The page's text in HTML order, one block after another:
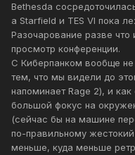
Bethesda
а Starfield и TES VI пока
Разочарование разве что
просмотр конференции.
С Киберпанком вообще не
тем, что мы видели до
напоминает Rage 2), и
большой фокус на
(сейчас бы на машине
по-правильному
меньше, куда меньше